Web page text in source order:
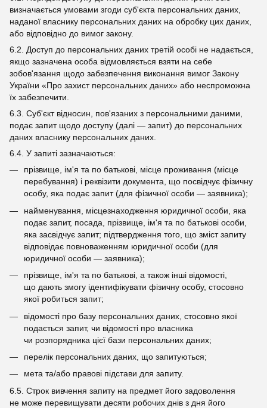
визначається умовами згоди суб'єкта персональних даних,
наданої власнику персональних даних на обробку цих даних,
або відповідно до вимог закону.
6.2. Доступ до персональних даних третій особі не надається,
якщо зазначена особа відмовляється взяти на себе
зобов'язання щодо забезпечення виконання вимог Закону
України «Про захист персональних даних» або неспроможна
їх забезпечити.
6.3. Суб'єкт відносин, пов'язаних з персональними даними,
подає запит щодо доступу (далі — запит) до персональних
даних власнику персональних даних.
6.4. У запиті зазначаються:
прізвище, ім'я та по батькові, місце проживання (місце
перебування) і реквізити документа, що посвідчує фізичну
особу, яка подає запит (для фізичної особи — заявника);
найменування, місцезнаходження юридичної особи, яка
подає запит, посада, прізвище, ім'я та по батькові особи,
яка засвідчує запит; підтвердження того, що зміст запиту
відповідає повноваженням юридичної особи (для
юридичної особи — заявника);
прізвище, ім'я та по батькові, а також інші відомості,
що дають змогу ідентифікувати фізичну особу, стосовно
якої робиться запит;
відомості про базу персональних даних, стосовно якої
подається запит, чи відомості про власника
чи розпорядника цієї бази персональних даних;
перелік персональних даних, що запитуються;
мета та/або правові підстави для запиту.
6.5. Строк вивчення запиту на предмет його задоволення
не може перевищувати десяти робочих днів з дня його